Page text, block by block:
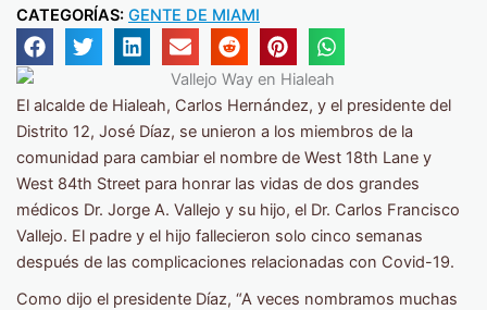
CATEGORÍAS: GENTE DE MIAMI
El alcalde de Hialeah, Carlos Hernández, y el presidente del
Distrito 12, José Díaz, se unieron a los miembros de la
comunidad para cambiar el nombre de West 18th Lane y
West 84th Street para honrar las vidas de dos grandes
médicos Dr. Jorge A. Vallejo y su hijo, el Dr. Carlos Francisco
Vallejo. El padre y el hijo fallecieron solo cinco semanas
después de las complicaciones relacionadas con Covid-19.
Como dijo el presidente Díaz, “A veces nombramos muchas